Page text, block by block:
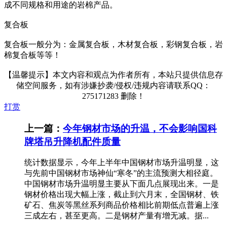
成不同规格和用途的岩棉产品。
复合板
复合板一般分为：金属复合板，木材复合板，彩钢复合板，岩
棉复合板等等！
【温馨提示】本文内容和观点为作者所有，本站只提供信息存
储空间服务，如有涉嫌抄袭/侵权/违规内容请联系QQ：
275171283 删除！
打赏
上一篇： 今年钢材市场的升温，不会影响国科
牌塔吊升降机配件质量
统计数据显示，今年上半年中国钢材市场升温明显，这
与先前中国钢材市场神仙“寒冬”的主流预测大相径庭。
中国钢材市场升温明显主要从下面几点展现出来。一是
钢材价格出现大幅上涨，截止到六月末，全国钢材、铁
矿石、焦炭等黑丝系列商品价格相比前期低点普遍上涨
三成左右，甚至更高。二是钢材产量有增无减。据...